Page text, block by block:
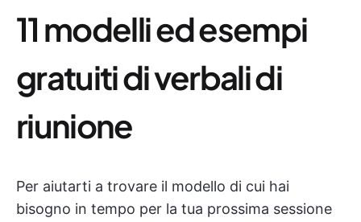
11 modelli ed esempi
gratuiti di verbali di
riunione
Per aiutarti a trovare il modello di cui hai
bisogno in tempo per la tua prossima sessione